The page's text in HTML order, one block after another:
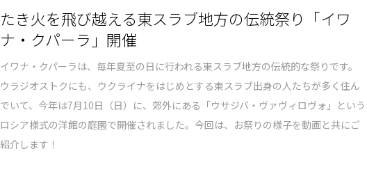
たき火を飛び越える東スラブ地方の伝統祭り「イワ
ナ・クパーラ」開催
イワナ・クパーラは、毎年夏至の日に行われる東スラブ地方の伝統的な祭りです。
ウラジオストクにも、ウクライナをはじめとする東スラブ出身の人たちが多く住ん
でいて、今年は7月10日（日）に、郊外にある「ウサジバ・ヴァヴィロヴォ」という
ロシア様式の洋館の庭園で開催されました。今回は、お祭りの様子を動画と共にご
紹介します！